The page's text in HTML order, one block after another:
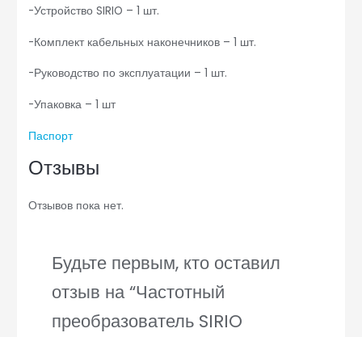
-Устройство SIRIO – 1 шт.
-Комплект кабельных наконечников – 1 шт.
-Руководство по эксплуатации – 1 шт.
-Упаковка – 1 шт
Паспорт
Отзывы
Отзывов пока нет.
Будьте первым, кто оставил
отзыв на “Частотный
преобразователь SIRIO